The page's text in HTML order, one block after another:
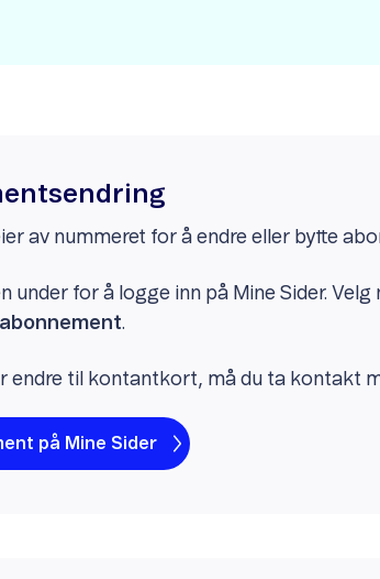
av nummeret for å endre eller bytte
under for å logge inn på Mine Sider.
.
endre til kontantkort, må du ta kontakt
på Mine Sider